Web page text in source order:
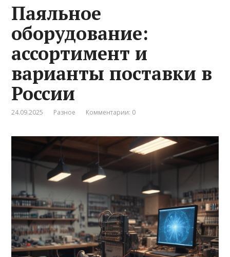
Паяльное
оборудование:
ассортимент и
варианты поставки в
России
24.09.2025 Разное Комментарии: 0